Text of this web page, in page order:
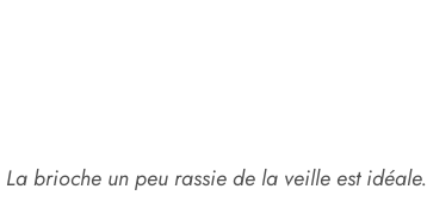
La brioche un peu rassie de la veille est idéale.